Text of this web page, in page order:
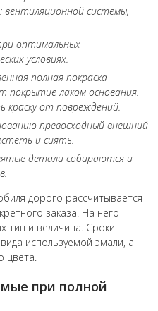
вентиляционной системы,
оптимальных
условиях.
полная покраска
покрытие лаком основания.
от повреждений.
превосходный внешний
и сиять.
детали собираются и
дорого рассчитывается
заказа. На него
тип и величина. Сроки
используемой эмали, а
цвета.
при полной